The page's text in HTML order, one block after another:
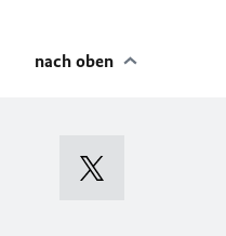
nach oben